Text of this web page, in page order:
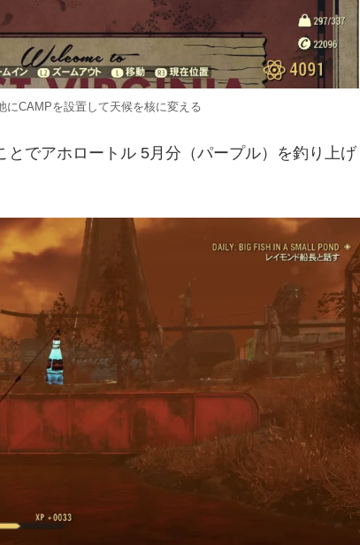
にCAMPを設置して天候を核に変える
でアホロートル 5月分（パープル）を釣り上げ